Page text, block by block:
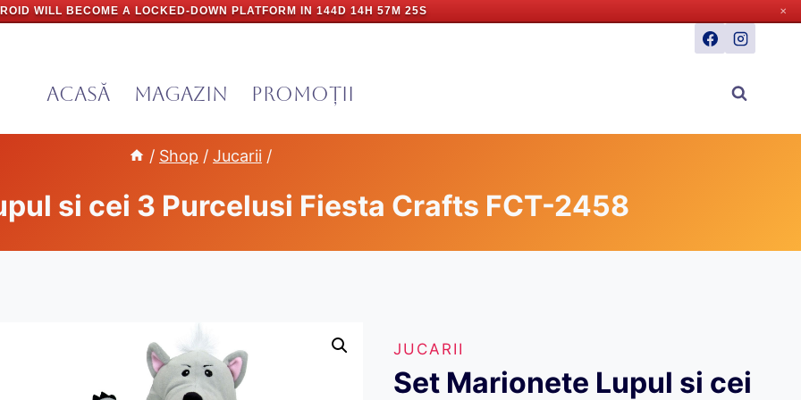
WILL BECOME A LOCKED-DOWN PLATFORM IN 144D 14H 57M 24S ✕
Acasă Magazin PROMOȚII
/ Shop / Jucarii /
si cei 3 Purcelusi Fiesta Crafts FCT-2458
JUCARII
Set Marionete Lupul si cei